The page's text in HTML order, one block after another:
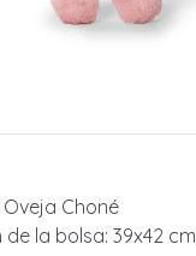
Choné
de la bolsa: 39x42 cm